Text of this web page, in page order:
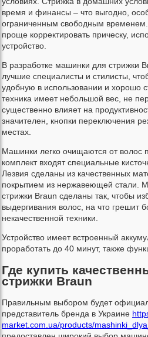
время и финансы – что выгодно,
ограниченным свободным
проще корректировать прическу,
устройство.
В разработке машинки для стрижки
лучшие специалисты и стилисты,
удобную в использовании и хорошо
техника имеет небольшой вес, не
существенно влияет на
значителен, кнопки переключения
местах.
Машинки легко очищаются от волос
комплект входят специальные
Лезвия сделаны из качественных
покрытием из нержавеющей стали.
стрижки Braun сделаны так, чтобы
выдергивания волос, на что грешит
некачественной техники.
Устройство имеет встроенный
проработать до 40 минут, также
Где купить
стрижки Braun
Правильным выбором будет
представитель бренда в Украине
market.com.ua/products/